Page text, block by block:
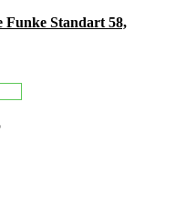
Funke Standart 58,